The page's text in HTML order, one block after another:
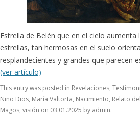
Estrella de Belén que en el cielo aumenta
estrellas, tan hermosas en el suelo
resplandecientes y grandes que parecen
(ver artículo)
This entry was posted in Revelaciones,
Niño Dios, María Valtorta, Nacimiento, Relato
Magos, visión on 03.01.2025 by admin.